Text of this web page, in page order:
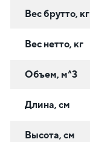
Вес брутто, кг
Вес нетто, кг
Объем, м^3
Длина, см
Высота, см